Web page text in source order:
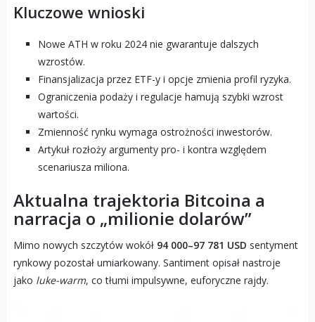
Kluczowe wnioski
Nowe ATH w roku 2024 nie gwarantuje dalszych
wzrostów.
Finansjalizacja przez ETF-y i opcje zmienia profil ryzyka.
Ograniczenia podaży i regulacje hamują szybki wzrost
wartości.
Zmienność rynku wymaga ostrożności inwestorów.
Artykuł rozłoży argumenty pro- i kontra względem
scenariusza miliona.
Aktualna trajektoria Bitcoina a
narracja o „milionie dolarów”
Mimo nowych szczytów wokół 94 000–97 781 USD sentyment
rynkowy pozostał umiarkowany. Santiment opisał nastroje
jako luke-warm, co tłumi impulsywne, euforyczne rajdy.